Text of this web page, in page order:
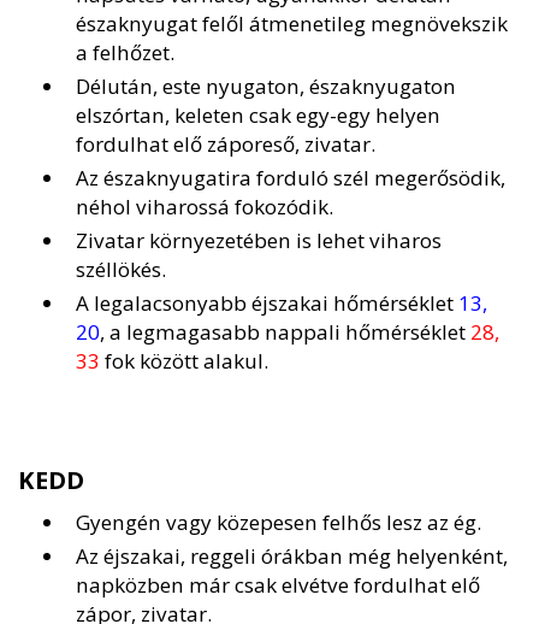
északnyugat felől átmenetileg megnövekszik
a felhőzet.
Délután, este nyugaton, északnyugaton
elszórtan, keleten csak egy-egy helyen
fordulhat elő záporeső, zivatar.
Az északnyugatira forduló szél megerősödik,
néhol viharossá fokozódik.
Zivatar környezetében is lehet viharos
széllökés.
A legalacsonyabb éjszakai hőmérséklet 13,
20, a legmagasabb nappali hőmérséklet 28,
33 fok között alakul.
KEDD
Gyengén vagy közepesen felhős lesz az ég.
Az éjszakai, reggeli órákban még helyenként,
napközben már csak elvétve fordulhat elő
zápor, zivatar.